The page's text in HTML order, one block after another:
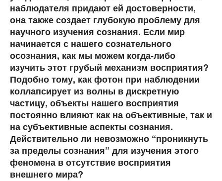
наблюдателя придают ей достоверности,
она также создает глубокую проблему для
научного изучения сознания. Если мир
начинается с нашего сознательного
осознания, как мы можем когда-либо
изучить этот грубый механизм восприятия?
Подобно тому, как фотон при наблюдении
коллапсирует из волны в дискретную
частицу, объекты нашего восприятия
постоянно влияют как на объективные, так и
на субъективные аспекты сознания.
Действительно ли невозможно “проникнуть
за пределы сознания” для изучения этого
феномена в отсутствие восприятия
внешнего мира?